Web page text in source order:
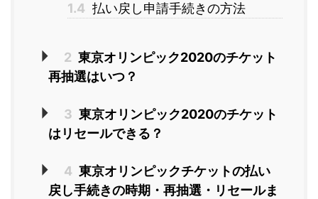
1.4 払い戻し申請手続きの方法
2 東京オリンピック2020のチケット
再抽選はいつ？
3 東京オリンピック2020のチケット
はリセールできる？
4 東京オリンピックチケットの払い
戻し手続きの時期・再抽選・リセールま